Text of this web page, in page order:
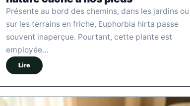
Présente au bord des chemins, dans les jardins ou
sur les terrains en friche, Euphorbia hirta passe
souvent inaperçue. Pourtant, cette plante est
employée…
Lire